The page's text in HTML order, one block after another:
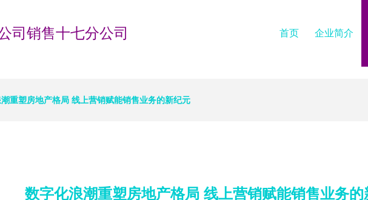
司销售十七分公司 首页 企业简介
重塑房地产格局 线上营销赋能销售业务的新纪元
数字化浪潮重塑房地产格局 线上营销赋能销售业务的